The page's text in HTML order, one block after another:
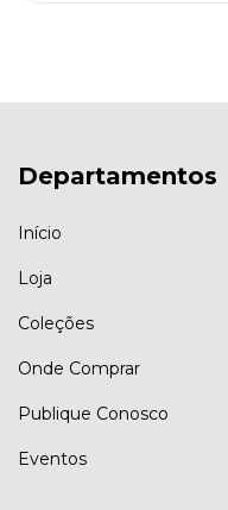
Departamentos
Início
Loja
Coleções
Onde Comprar
Publique Conosco
Eventos